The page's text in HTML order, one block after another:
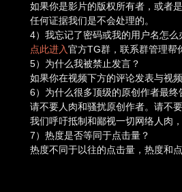
如果你是影片的版权所有者，或者
任何证据我们是不会处理的。
4）我忘记了密码或我的用户名怎么
点此进入官方TG群，联系群管理帮
5）为什么我被禁止发言？
如果你在视频下方的评论发表与视
6）为什么很多顶级的原创作者最终
请不要人肉和骚扰原创作者。请不
我们呼吁抵制和鄙视一切网络人肉
7）热度是否等同于点击量？
热度不同于以往的点击量，热度和